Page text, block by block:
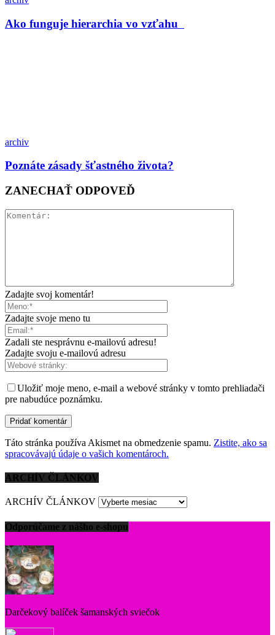
Ako funguje hierarchia vo vzťahu
archiv
Poznáte zásady šťastného života?
ZANECHAŤ ODPOVEĎ
Zadajte svoj komentár!
Zadajte svoje meno tu
Zadali ste nesprávnu e-mailovú adresu!
Zadajte svoju e-mailovú adresu
Uložiť moje meno, e-mail a webové stránky v tomto prehliadači
pre nabudúce poznámku.
Táto stránka používa Akismet na obmedzenie spamu. Zistite, ako sa
spracovávajú údaje o vašich komentároch.
ARCHÍV ČLÁNKOV
ARCHÍV ČLÁNKOV
Odporúčame z nášho e-shopu
Darčekový balíček šamanských sviečok